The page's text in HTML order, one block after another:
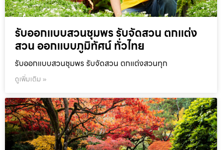
รับออกแบบสวนชุมพร รับจัดสวน ตกแต่ง
สวน ออกแบบภูมิทัศน์ ทั่วไทย
รับออกแบบสวนชุมพร รับจัดสวน ตกแต่งสวนทุก
ดูเพิ่มเติม »